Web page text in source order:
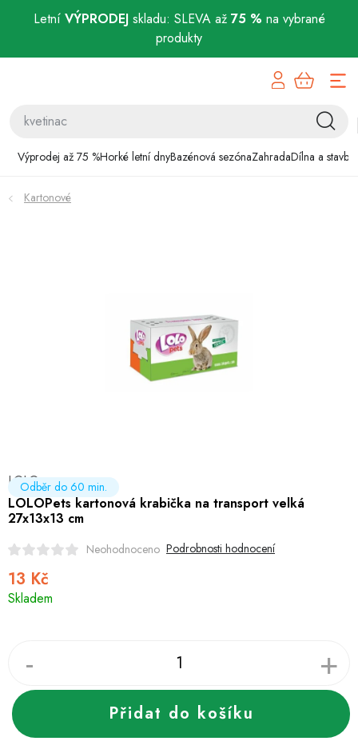
Letní VÝPRODEJskladu: SLEVA až 75 % na vybrané
produkty
Výprodej až 75 %Horké letní dnyBazénová sezónaZahradaDílna a stavba
Bazénová sezóna
Zahrada
Chovatelské potřeby
World Cleanup Day
Akční ceny
Vrácení a reklamace
Kartonové
13 Kč
cena:
Skladem
Přidat do košíku
LOLO
LOLOPets kartonová krabička na transport velká
27x13x13 cm
Odběr do 60 min.
Neohodnoceno Podrobnosti hodnocení